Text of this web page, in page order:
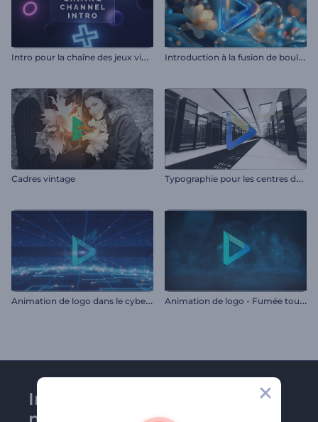
I
ntro pour la chaîne des jeux vidéo I
ntroduction à la fusion de boules liquides
Cadres vintage T
ypographie pour les centres de données
A
nimation de logo dans le cyberespace A
nimation de logo - Fumée tourbillonnante
Inscrivez-vous à la